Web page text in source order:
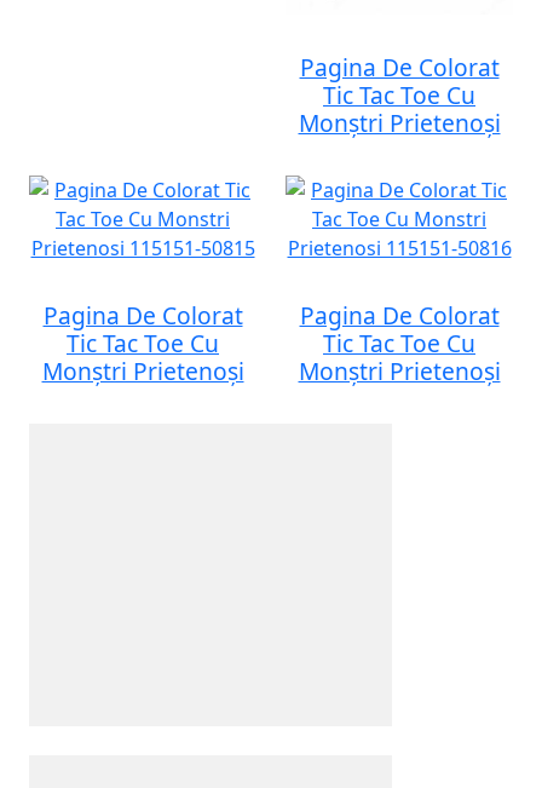
Pagina De Colorat
Tic Tac Toe Cu
Monștri Prietenoși
Pagina De Colorat
Tic Tac Toe Cu
Monștri Prietenoși
Pagina De Colorat
Tic Tac Toe Cu
Monștri Prietenoși